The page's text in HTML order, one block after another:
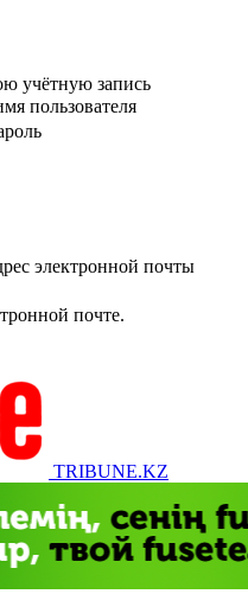
учётную запись
пользователя
электронной почты
почте.
TRIBUNE.KZ